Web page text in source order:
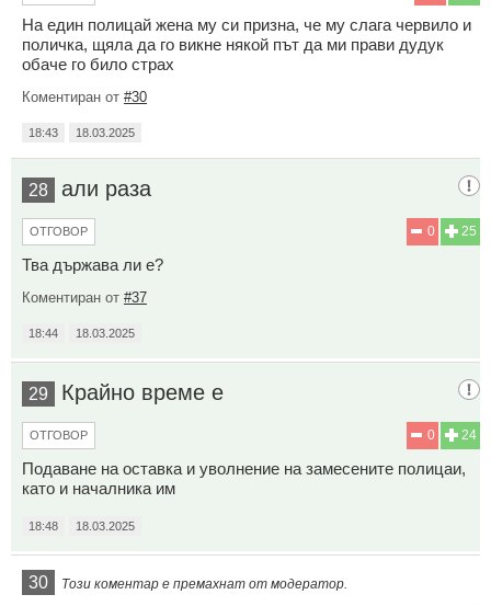
На един полицай жена му си призна, че му слага червило и
поличка, щяла да го викне някой път да ми прави дудук
обаче го било страх
Коментиран от #30
18:43 18.03.2025
28 али раза
25
0
ОТГОВОР
Тва държава ли е?
Коментиран от #37
18:44 18.03.2025
29 Крайно време е
24
0
ОТГОВОР
Подаване на оставка и уволнение на замесените полицаи,
като и началника им
18:48 18.03.2025
30 Този коментар е премахнат от модератор.